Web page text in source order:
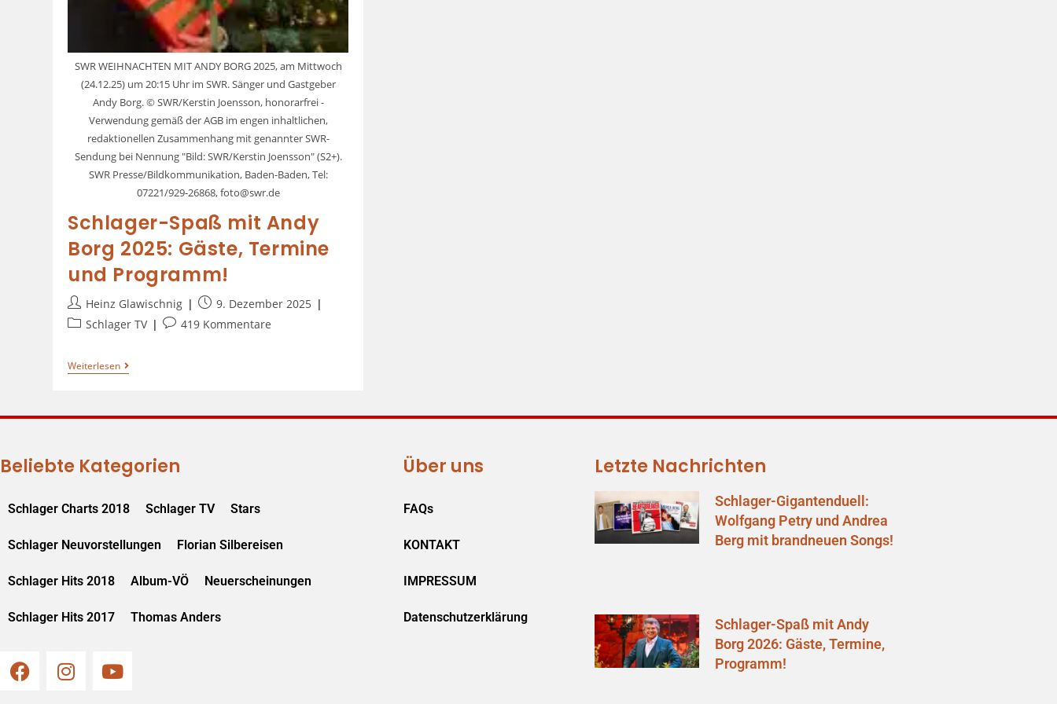
SWR WEIHNACHTEN MIT ANDY BORG 2025, am Mittwoch
(24.12.25) um 20:15 Uhr im SWR. Sänger und Gastgeber
Andy Borg. © SWR/Kerstin Joensson, honorarfrei -
Verwendung gemäß der AGB im engen inhaltlichen,
redaktionellen Zusammenhang mit genannter SWR-
Sendung bei Nennung "Bild: SWR/Kerstin Joensson" (S2+).
SWR Presse/Bildkommunikation, Baden-Baden, Tel:
07221/929-26868, foto@swr.de
Schlager-Spaß mit Andy
Borg 2025: Gäste, Termine
und Programm!
Heinz Glawischnig
9. Dezember 2025
Schlager TV
419 Kommentare
Weiterlesen
Beliebte Kategorien
Schlager Charts 2018 Schlager TV Stars
Schlager Neuvorstellungen Florian Silbereisen
Schlager Hits 2018 Album-VÖ Neuerscheinungen
Schlager Hits 2017 Thomas Anders
Über uns
FAQs
KONTAKT
IMPRESSUM
Datenschutzerklärung
Letzte Nachrichten
Schlager-Gigantenduell:
Wolfgang Petry und Andrea
Berg mit brandneuen Songs!
Schlager-Spaß mit Andy
Borg 2026: Gäste, Termine,
Programm!